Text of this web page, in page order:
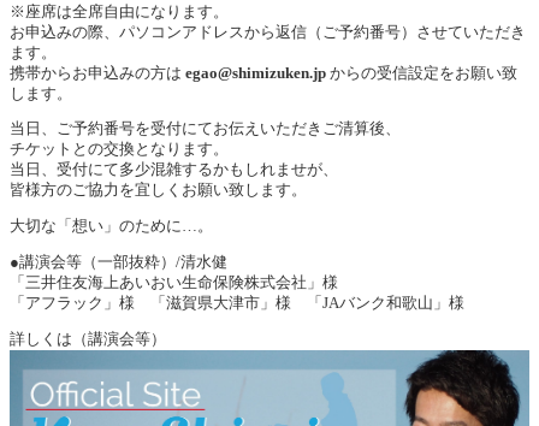
※座席は全席自由になります。
お申込みの際、パソコンアドレスから返信（ご予約番号）させていただき
ます。
携帯からお申込みの方は egao@shimizuken.jp からの受信設定をお願い致
します。
当日、ご予約番号を受付にてお伝えいただきご清算後、
チケットとの交換となります。
当日、受付にて多少混雑するかもしれませが、
皆様方のご協力を宜しくお願い致します。
大切な「想い」のために…。
●講演会等（一部抜粋）/清水健
「三井住友海上あいおい生命保険株式会社」様
「アフラック」様 「滋賀県大津市」様 「JAバンク和歌山」様
詳しくは（講演会等）